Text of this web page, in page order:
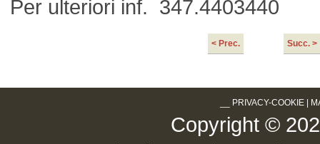
Per ulteriori inf. 347.4403440
< Prec. Succ. >
PRIVACY-COOKIE
Copyright ©